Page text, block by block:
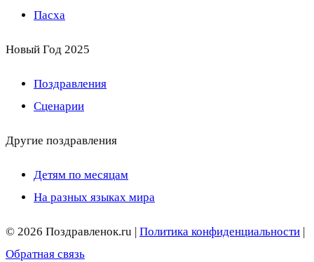
Пасха
Новый Год 2025
Поздравления
Сценарии
Другие поздравления
Детям по месяцам
На разных языках мира
© 2026 Поздравленок.ru | Политика конфиденциальности |
Обратная связь